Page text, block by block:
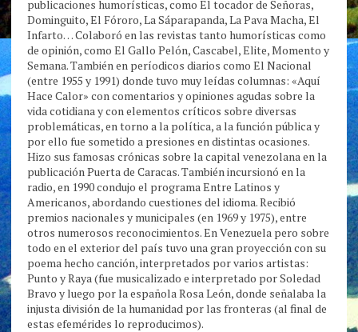
publicaciones humorísticas, como El tocador de Señoras,
Dominguito, El Fóroro, La Sáparapanda, La Pava Macha, El
Infarto… Colaboró en las revistas tanto humorísticas como
de opinión, como El Gallo Pelón, Cascabel, Elite, Momento y
Semana. También en períodicos diarios como El Nacional
(entre 1955 y 1991) donde tuvo muy leídas columnas: «Aquí
Hace Calor» con comentarios y opiniones agudas sobre la
vida cotidiana y con elementos críticos sobre diversas
problemáticas, en torno a la política, a la función pública y
por ello fue sometido a presiones en distintas ocasiones.
Hizo sus famosas crónicas sobre la capital venezolana en la
publicación Puerta de Caracas. También incursionó en la
radio, en 1990 condujo el programa Entre Latinos y
Americanos, abordando cuestiones del idioma. Recibió
premios nacionales y municipales (en 1969 y 1975), entre
otros numerosos reconocimientos. En Venezuela pero sobre
todo en el exterior del país tuvo una gran proyección con su
poema hecho canción, interpretados por varios artistas:
Punto y Raya (fue musicalizado e interpretado por Soledad
Bravo y luego por la española Rosa León, donde señalaba la
injusta división de la humanidad por las fronteras (al final de
estas efemérides lo reproducimos).